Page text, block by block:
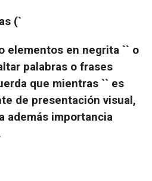
(`
elementos en negrita `` o
palabras o frases
que mientras `` es
de presentación visual,
además importancia